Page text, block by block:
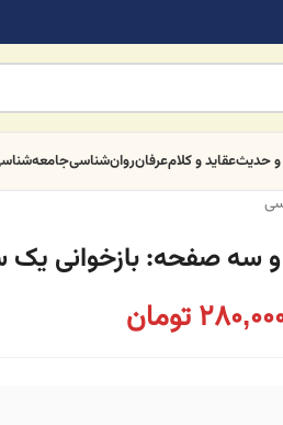
و حدیثعقاید و کلامعرفانروان‌شناسی
سه صفحه: بازخوانی یک
تومان